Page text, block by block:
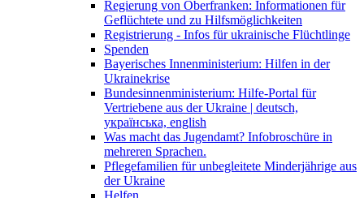
Regierung von Oberfranken: Informationen für
Geflüchtete und zu Hilfsmöglichkeiten
Registrierung - Infos für ukrainische Flüchtlinge
Spenden
Bayerisches Innenministerium: Hilfen in der
Ukrainekrise
Bundesinnenministerium: Hilfe-Portal für
Vertriebene aus der Ukraine | deutsch,
українська, english
Was macht das Jugendamt? Infobroschüre in
mehreren Sprachen.
Pflegefamilien für unbegleitete Minderjährige aus
der Ukraine
Helfen